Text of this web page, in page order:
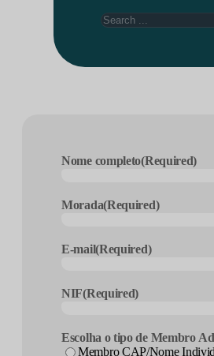
Search
Nome completo(Required)
Morada(Required)
E-mail(Required)
NIF(Required)
Escolha o tipo de Membro
Membro CAP/Nome